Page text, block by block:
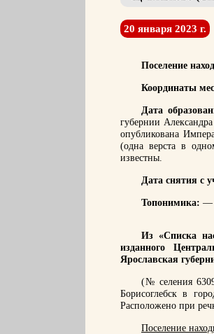
20 января 2023 г.
Поселение
Координаты
Дата
губернии
опубликована
(одна верста в
известны.
Дата снятия с
Топонимика: —
Из «Списка
изданного
Ярославская
(№ селения
Борисоглебск в
Расположено при
Поселение